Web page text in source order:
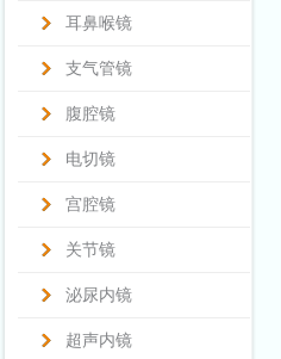
耳鼻喉镜
支气管镜
腹腔镜
电切镜
宫腔镜
关节镜
泌尿内镜
超声内镜